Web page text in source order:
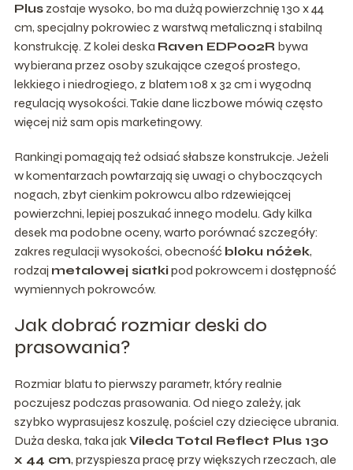
Pluszostaje wysoko, bo ma dużą powierzchnię 130 x 44
cm, specjalny pokrowiec z warstwą metaliczną i stabilną
konstrukcję. Z kolei deska Raven EDP002R bywa
wybierana przez osoby szukające czegoś prostego,
lekkiego i niedrogiego, z blatem 108 x 32 cm i wygodną
regulacją wysokości. Takie dane liczbowe mówią często
więcej niż sam opis marketingowy.
Rankingi pomagają też odsiać słabsze konstrukcje. Jeżeli
w komentarzach powtarzają się uwagi o chyboczących
nogach, zbyt cienkim pokrowcu albo rdzewiejącej
powierzchni, lepiej poszukać innego modelu. Gdy kilka
desek ma podobne oceny, warto porównać szczegóły:
zakres regulacji wysokości, obecność bloku nóżek,
rodzaj metalowej siatki pod pokrowcem i dostępność
wymiennych pokrowców.
Jak dobrać rozmiar deski do
prasowania?
Rozmiar blatu to pierwszy parametr, który realnie
poczujesz podczas prasowania. Od niego zależy, jak
szybko wyprasujesz koszulę, pościel czy dziecięce ubrania.
Duża deska, taka jakVileda Total Reflect Plus 130
x 44 cm, przyspiesza pracę przy większych rzeczach, ale